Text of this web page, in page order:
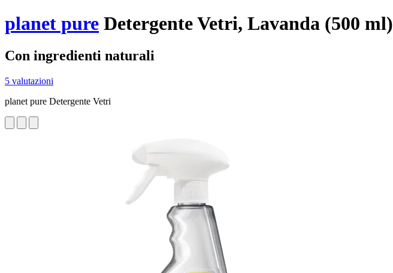
planet pure Detergente Vetri, Lavanda (500 ml)
Con ingredienti naturali
5 valutazioni
planet pure Detergente Vetri